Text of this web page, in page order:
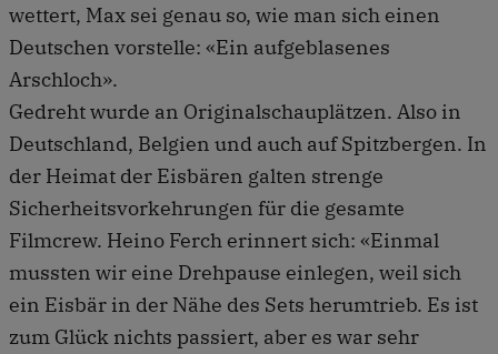
wettert, Max sei genau so, wie man sich einen
Deutschen vorstelle: «Ein aufgeblasenes
Arschloch».
Gedreht wurde an Originalschauplätzen. Also in
Deutschland, Belgien und auch auf Spitzbergen. In
der Heimat der Eisbären galten strenge
Sicherheitsvorkehrungen für die gesamte
Filmcrew. Heino Ferch erinnert sich: «Einmal
mussten wir eine Drehpause einlegen, weil sich
ein Eisbär in der Nähe des Sets herumtrieb. Es ist
zum Glück nichts passiert, aber es war sehr